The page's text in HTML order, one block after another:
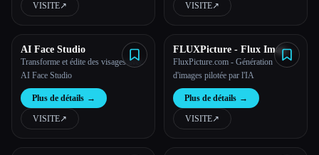
VISITE↗︎ VISITE↗︎
AI Face Studio
Transforme et édite des visages avec
AI Face Studio
Plus de détails →
VISITE↗︎
FLUXPicture - Flux Image
Genration
FluxPicture.com - Génération
d'images pilotée par l'IA
Plus de détails →
VISITE↗︎